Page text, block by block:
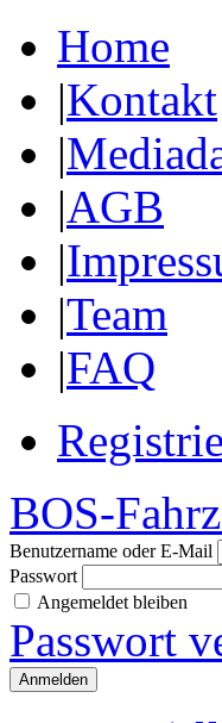
Home
|Kontakt
|
|AGB
|
|Team
|FAQ
BOS-
Benutzername oder E-Mail
Passwort
Angemeldet bleiben
Passwort